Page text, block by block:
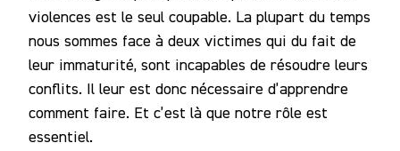
violences est le seul coupable. La plupart du temps
nous sommes face à deux victimes qui du fait de
leur immaturité, sont incapables de résoudre leurs
conflits. Il leur est donc nécessaire d’apprendre
comment faire. Et c’est là que notre rôle est
essentiel.